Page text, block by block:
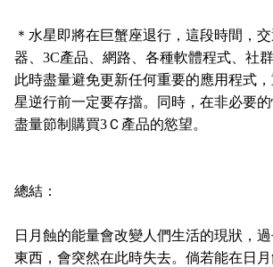
＊ 水星即將在巨蟹座退行，這段時間，
器、 3C產品、網路、各種軟體程式、社
此時盡量避免更新任何重要的應用程式
星逆行前一定要存擋。同時，在非必要
盡量節制購買3Ｃ產品的慾望。
總結：
日月蝕的能量會改變人們生活的現狀，
東西，會突然在此時失去。倘若能在日月